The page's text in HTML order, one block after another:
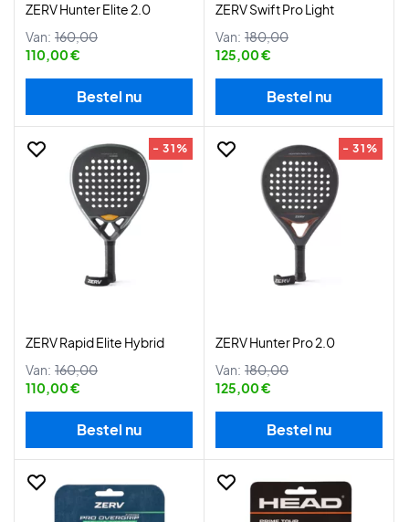
ZERV Hunter Elite 2.0
Van: 160,00
110,00 €
Bestel nu
ZERV Swift Pro Light
Van: 180,00
125,00 €
Bestel nu
- 31%
ZERV Rapid Elite Hybrid
Van: 160,00
110,00 €
Bestel nu
- 31%
ZERV Hunter Pro 2.0
Van: 180,00
125,00 €
Bestel nu